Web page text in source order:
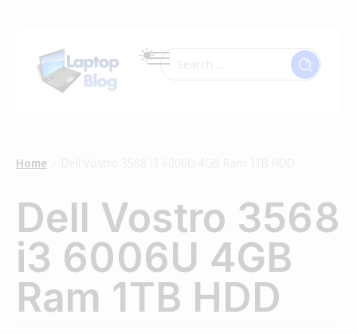
Home Dell Vostro 3568 i3 6006U 4GB Ram 1TB HDD
Dell Vostro 3568
i3 6006U 4GB
Ram 1TB HDD